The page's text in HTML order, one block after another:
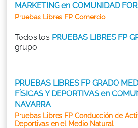
MARKETING en COMUNIDAD
Pruebas Libres FP Comercio
Todos los PRUEBAS LIBRES FP
grupo
PRUEBAS LIBRES FP GRADO
FÍSICAS Y DEPORTIVAS en
NAVARRA
Pruebas Libres FP Conducción de
Deportivas en el Medio Natural